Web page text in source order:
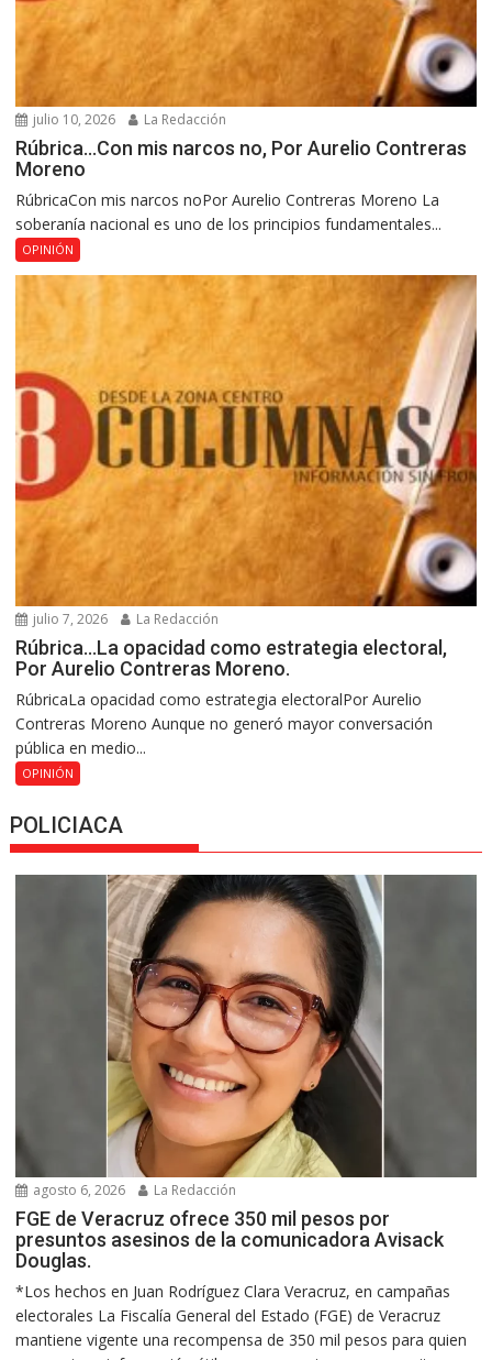
julio 10, 2026 La Redacción
Rúbrica…Con mis narcos no, Por Aurelio Contreras
Moreno
RúbricaCon mis narcos noPor Aurelio Contreras Moreno La
soberanía nacional es uno de los principios fundamentales...
OPINIÓN
julio 7, 2026 La Redacción
Rúbrica…La opacidad como estrategia electoral,
Por Aurelio Contreras Moreno.
RúbricaLa opacidad como estrategia electoralPor Aurelio
Contreras Moreno Aunque no generó mayor conversación
pública en medio...
OPINIÓN
POLICIACA
agosto 6, 2026 La Redacción
FGE de Veracruz ofrece 350 mil pesos por
presuntos asesinos de la comunicadora Avisack
Douglas.
*Los hechos en Juan Rodríguez Clara Veracruz, en campañas
electorales La Fiscalía General del Estado (FGE) de Veracruz
mantiene vigente una recompensa de 350 mil pesos para quien